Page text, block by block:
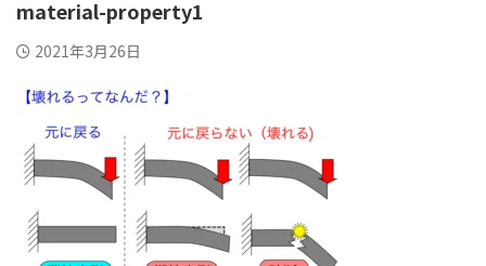
material-property1
2021年3月26日